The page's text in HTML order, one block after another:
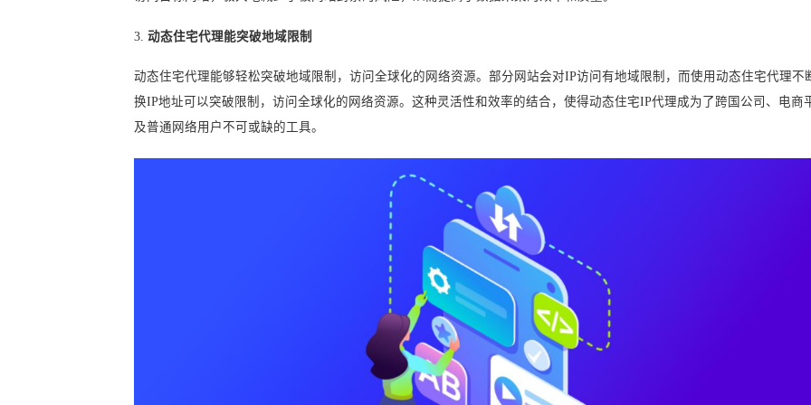
3.动态住宅代理能突破地域限制
动态住宅代理能够轻松突破地域限制，访问全球化的网络资源。部分网站会对IP访问有地域限制，而使用动态住宅代理不
换IP地址可以突破限制，访问全球化的网络资源。这种灵活性和效率的结合，使得动态住宅IP代理成为了跨国公司、电商
及普通网络用户不可或缺的工具。